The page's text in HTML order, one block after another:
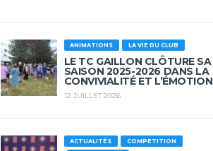
ANIMATIONS LA VIE DU CLUB
LE TC GAILLON CLÔTURE SA
SAISON 2025-2026 DANS LA
CONVIVIALITÉ ET L’ÉMOTION
12 JUILLET 2026
ACTUALITÉS
COMPETITION